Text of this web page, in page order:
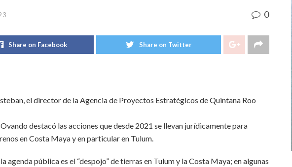
0
Share on Facebook Share on Twitter
el director de la Agencia de Proyectos Estratégicos de Quintana Roo
destacó las acciones que desde 2021 se llevan jurídicamente para
en Costa Maya y en particular en Tulum.
agenda pública es el “despojo” de tierras en Tulum y la Costa Maya; en algunas